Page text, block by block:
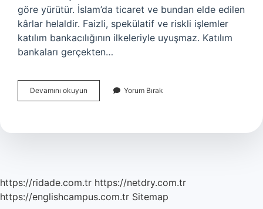
göre yürütür. İslam’da ticaret ve bundan elde edilen
kârlar helaldir. Faizli, spekülatif ve riskli işlemler
katılım bankacılığının ilkeleriyle uyuşmaz. Katılım
bankaları gerçekten…
Devamını okuyun
Faizi
Yorum Bırak
https://ridade.com.tr https://netdry.com.tr
https://englishcampus.com.tr Sitemap